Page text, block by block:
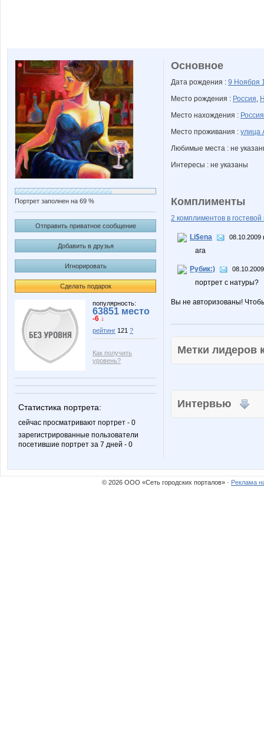
Портрет заполнен на 69 %
Отправить приватное сообщение
Добавить в друзья
Игнорировать
Сделать подарок
популярность:
63851 место
-6 ↓
рейтинг 121 ?
Как получить
уровень?
Статистика портрета:
сейчас просматривают портрет - 0
зарегистрированные пользователи
посетившие портрет за 7 дней - 0
Основное
Дата рождения : 9 Ноября
Место рождения : Россия,
Место нахождения : Россия
Место проживания : улица
Любимые места : не
Интересы : не указаны
Комплименты
2 комплиментов в гостевой
Li$ena 08.10.2009
ага
Рубик:)
портрет с натуры?
Вы не авторизованы!
Метки
Интервью
© 2026 ООО «Сеть городских порталов» · Реклама